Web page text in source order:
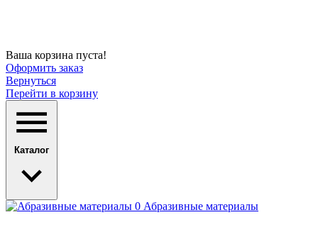
Ваша корзина пуста!
Оформить заказ
Вернуться
Перейти в корзину
Каталог
Абразивные материалы